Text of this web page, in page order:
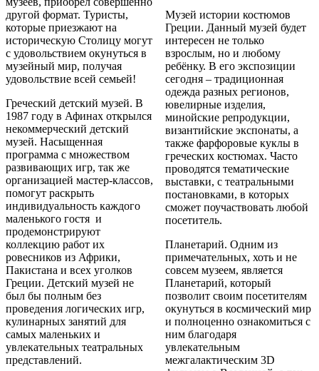
другой формат. Туристы,
которые приезжают на
историческую Столицу могут
с удовольствием окунуться в
музейный мир, получая
удовольствие всей семьей!
Греческий детский музей. В
1987 году в Афинах открылся
некоммерческий детский
музей. Насыщенная
программа с множеством
развивающих игр, так же
организацией мастер-классов,
помогут раскрыть
индивидуальность каждого
маленького гостя и
продемонстрируют
коллекцию работ их
ровесников из Африки,
Пакистана и всех уголков
Греции. Детский музей не
был бы полным без
проведения логических игр,
кулинарных занятий для
самых маленьких и
увлекательных театральных
представлений.
Музей истории костюмов
Греции. Данный музей будет
интересен не только
взрослым, но и любому
ребёнку. В его экспозиции
сегодня – традиционная
одежда разных регионов,
ювелирные изделия,
минойские репродукции,
византийские экспонаты, а
также фарфоровые куклы в
греческих костюмах. Часто
проводятся тематические
выставки, с театральными
постановками, в которых
сможет поучаствовать любой
посетитель.
Планетарий. Одним из
примечательных, хоть и не
совсем музеем, является
Планетарий, который
позволит своим посетителям
окунуться в космический мир
и полноценно ознакомиться с
ним благодаря
увлекательным
межгалактическим 3D